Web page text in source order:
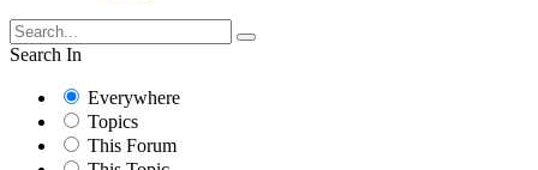
Search In
Everywhere
Topics
This Forum